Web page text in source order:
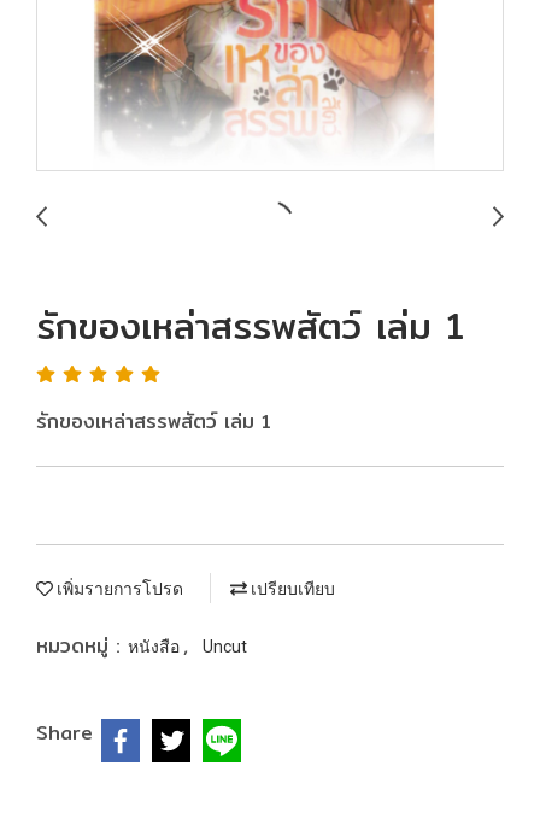
รักของเหล่าสรรพสัตว์ เล่ม 1
รักของเหล่าสรรพสัตว์ เล่ม 1
เพิ่มรายการโปรด เปรียบเทียบ
หมวดหมู่ : หนังสือ, Uncut
Share